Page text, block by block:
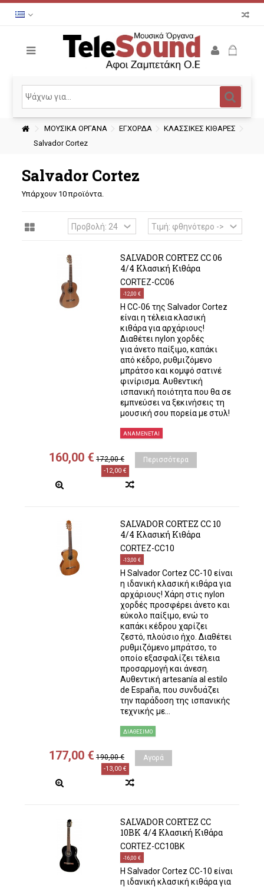
ΜΟΥΣΙΚΑ ΟΡΓΑΝΑ ΕΓΧΟΡΔΑ
ΚΛΑΣΣΙΚΕΣ ΚΙΘΑΡΕΣ
Salvador Cortez
Salvador Cortez
Υπάρχουν 10 προϊόντα.
SALVADOR CORTEZ CC 06
4/4 Κλασική Κιθάρα
CORTEZ-CC06
-12,00 €
Η CC-06 της Salvador Cortez
είναι η τέλεια κλασική
κιθάρα για αρχάριους!
Διαθέτει nylon χορδές
για άνετο παίξιμο, καπάκι
από κέδρο, ρυθμιζόμενο
μπράτσο και κομψό σατινέ
φινίρισμα. Αυθεντική
ισπανική ποιότητα που θα σε
εμπνεύσει να ξεκινήσεις τη
μουσική σου πορεία με στυλ!
ΑΝΑΜΈΝΕΤΑΙ
160,00 € 172,00 €
-12,00 €
Περισσότερα
SALVADOR CORTEZ CC 10
4/4 Κλασική Κιθάρα
CORTEZ-CC10
-13,00 €
Η Salvador Cortez CC-10 είναι
η ιδανική κλασική κιθάρα για
αρχάριους! Χάρη στις nylon
χορδές προσφέρει άνετο και
εύκολο παίξιμο, ενώ το
καπάκι κέδρου χαρίζει
ζεστό, πλούσιο ήχο. Διαθέτει
ρυθμιζόμενο μπράτσο, το
οποίο εξασφαλίζει τέλεια
προσαρμογή και άνεση.
Αυθεντική artesanía al estilo
de España, που συνδυάζει
την παράδοση της ισπανικής
τεχνικής με...
ΔΙΑΘΈΣΙΜΟ
177,00 € 190,00 €
-13,00 €
Αγορά
SALVADOR CORTEZ CC
10BK 4/4 Κλασική Κιθάρα
CORTEZ-CC10BK
-16,00 €
Η Salvador Cortez CC-10 είναι
η ιδανική κλασική κιθάρα για